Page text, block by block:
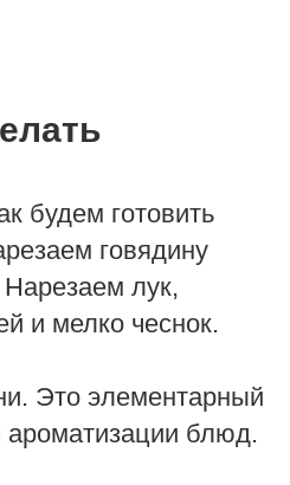
будем готовить
говядину
лук,
и мелко чеснок.
Это элементарный
блюд.